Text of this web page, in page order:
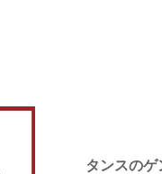
タンスの